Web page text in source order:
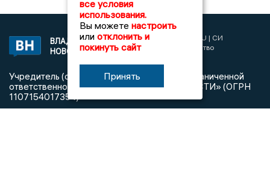
ВЛАДИМИРСКИЕ
НОВОСТИ
2017 © NEWSVLADIMIR.RU | СИ
«Информационное агентство
Учредитель (соучредители): Общество с ограниченной
ответственностью «РЕГИОНАЛЬНЫЕ НОВОСТИ» (ОГРН
1107154017354)
все условия
использования.
Вы можете настроить
или отклонить и
покинуть сайт
Принять